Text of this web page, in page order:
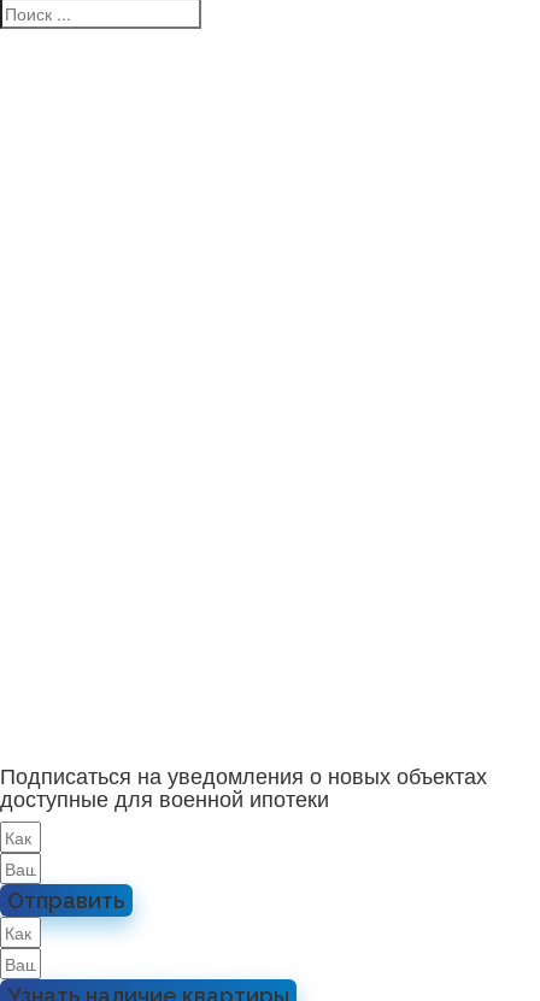
Подписаться на уведомления о новых объектах
доступные для военной ипотеки
Отправить
Узнать наличие квартиры